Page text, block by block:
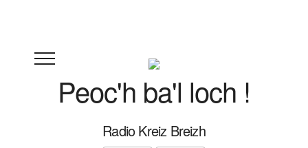
Peoc'h ba'l loch !
Radio Kreiz Breizh